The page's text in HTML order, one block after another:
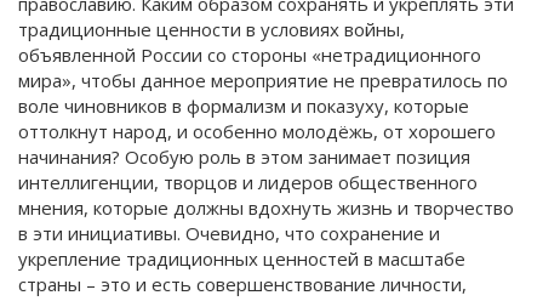
традиционные ценности в условиях войны,
объявленной России со стороны «нетрадиционного
мира», чтобы данное мероприятие не превратилось по
воле чиновников в формализм и показуху, которые
оттолкнут народ, и особенно молодёжь, от хорошего
начинания? Особую роль в этом занимает позиция
интеллигенции, творцов и лидеров общественного
мнения, которые должны вдохнуть жизнь и творчество
в эти инициативы. Очевидно, что сохранение и
укрепление традиционных ценностей в масштабе
страны – это и есть совершенствование личности,